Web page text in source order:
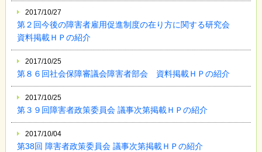
2017/10/27
第２回今後の障害者雇用促進制度の在り方に関する研究会
資料掲載ＨＰの紹介
2017/10/25
第８６回社会保障審議会障害者部会 資料掲載ＨＰの紹介
2017/10/25
第３９回障害者政策委員会 議事次第掲載ＨＰの紹介
2017/10/04
第38回 障害者政策委員会 議事次第掲載ＨＰの紹介